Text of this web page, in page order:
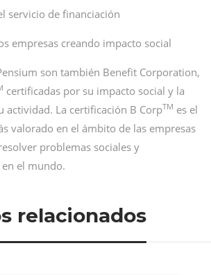
servicio de financiación
empresas creando impacto social
son también Benefit Corporation,
certificadas por su impacto social y la
actividad. La certificación B CorpTM es el
valorado en el ámbito de las empresas
problemas sociales y
el mundo.
relacionados